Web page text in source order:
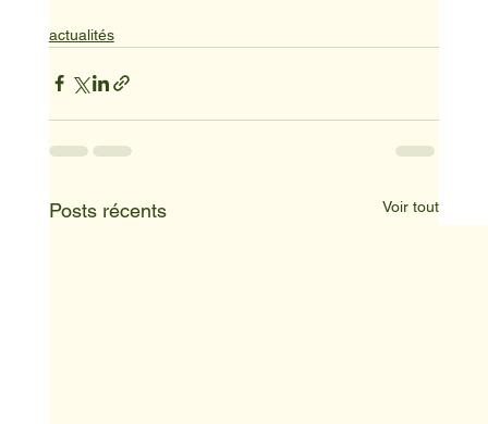
actualités
Posts récents Voir tout